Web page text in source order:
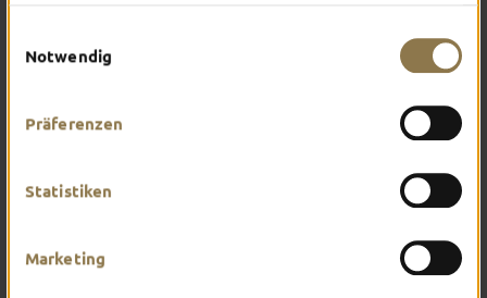
Notwendig
Präferenzen
Statistiken
Marketing